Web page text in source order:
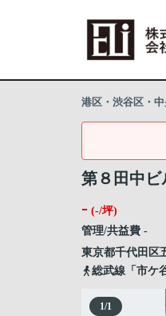
港区・渋谷区・
第８田中ビ
- (-/坪)
管理/共益費 -
東京都千代田区
総武線「市ケ
1/1